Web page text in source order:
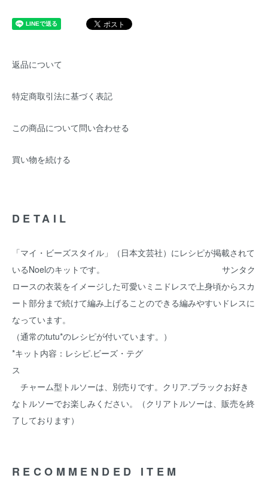
返品について
特定商取引法に基づく表記
この商品について問い合わせる
買い物を続ける
DETAIL
「マイ・ビーズスタイル」（日本文芸社）にレシピが掲載されて
いるNoelのキットです。 サンタク
ロースの衣装をイメージした可愛いミニドレスで上身頃からスカ
ート部分まで続けて編み上げることのできる編みやすいドレスに
なっています。
（通常のtutu*のレシピが付いています。）
*キット内容：レシピ.ビーズ・テグ
チャーム型トルソーは、別売りです。クリア.ブラックお好き
なトルソーでお楽しみください。（クリアトルソーは、販売を終
了しております）
RECOMMENDED ITEM